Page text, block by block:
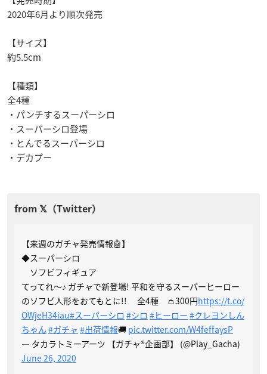
2020年6月より順次発売
【サイズ】
約5.5cm
【種類】
全4種
・パンチするスーパーシロ
・スーパーシロ登場
・とんでるスーパーシロ
・デカプー
【来週のガチャ発売情報🤖】
◆スーパーシロ
ソフビフィギュア
てってれ～♪ ガチャで新登場! 平和を守るスーパーヒーロー
のソフビ人形をおてもとに!! 全4種 👛300円https://t.co/
OWjeH34iau#スーパーシロ #シロ #ヒーロー #クレヨンしん
ちゃん #ガチャ #出荷情報🚚 pic.twitter.com/W4feffaysP
— タカラトミーアーツ 【ガチャ®企画部】 (@Play_Gacha)
June 26, 2020